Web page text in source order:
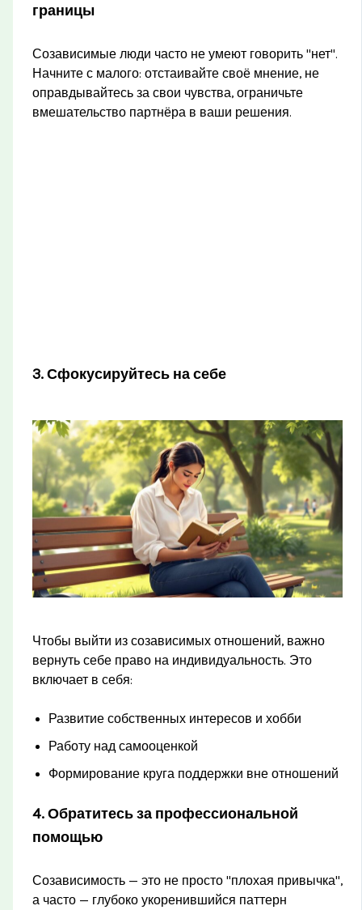
границы
Созависимые люди часто не умеют говорить "нет".
Начните с малого: отстаивайте своё мнение, не
оправдывайтесь за свои чувства, ограничьте
вмешательство партнёра в ваши решения.
3. Сфокусируйтесь на себе
Чтобы выйти из созависимых отношений, важно
вернуть себе право на индивидуальность. Это
включает в себя:
Развитие собственных интересов и хобби
Работу над самооценкой
Формирование круга поддержки вне отношений
4. Обратитесь за профессиональной
помощью
Созависимость — это не просто "плохая привычка",
а часто — глубоко укоренившийся паттерн